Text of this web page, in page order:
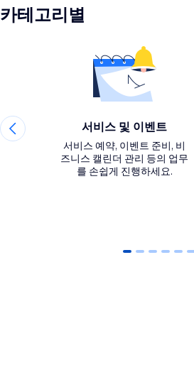
카테고리별
서비스 및 이벤트
서비스 예약, 이벤트 준비, 비
즈니스 캘린더 관리 등의 업무
를 손쉽게 진행하세요.
0 1 2 3 4 5